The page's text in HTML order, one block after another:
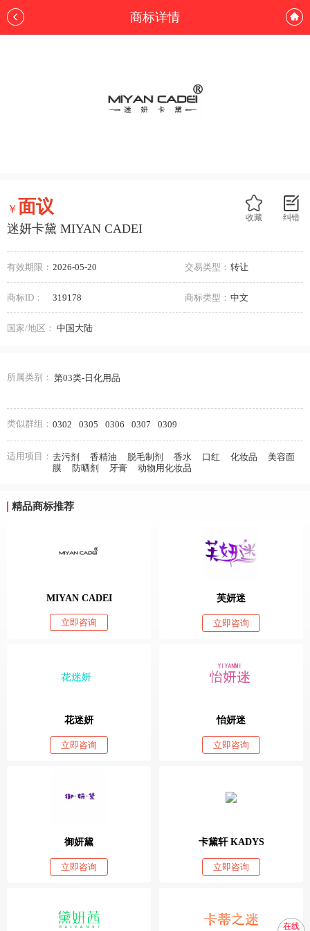
商标详情
纠错
收藏
￥面议
迷妍卡黛 MIYAN CADEI
有效期限： 2026-05-20 交易类型： 转让
商标ID： 319178 商标类型： 中文
国家/地区： 中国大陆
所属类别： 第03类-日化用品
类似群组： 0302 0305 0306 0307 0309
适用项目： 去污剂 香精油 脱毛制剂 香水 口红 化妆品
美容面
膜
防晒剂 牙膏 动物用化妆品
精品商标推荐
MIYAN CADEI
立即咨询
芙妍迷
立即咨询
花迷妍
立即咨询
怡妍迷
立即咨询
御妍黛
立即咨询
卡黛轩 KADYS
立即咨询
在线